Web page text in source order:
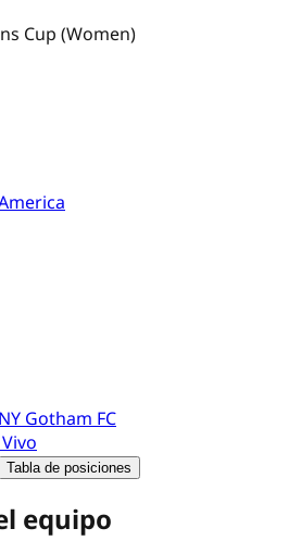
Cup (Women)
Gotham FC
Tabla de posiciones
equipo